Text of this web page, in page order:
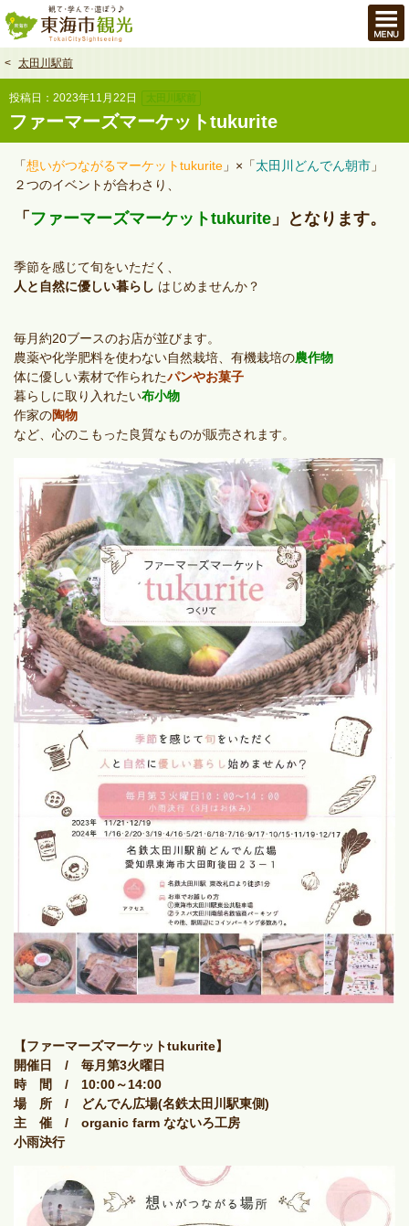
本
文
太田川駅前
投稿日：2023年11月22日 太田川駅前
ファーマーズマーケットtukurite
「想いがつながるマーケットtukurite 」×「太田川どんでん朝市 」
２つのイベントが合わさり、
「 ファーマーズマーケットtukurite 」となります。
季節を感じて旬をいただく、
人と自然に優しい暮らし はじめませんか？
毎月約20ブースのお店が並びます。
農薬や化学肥料を使わない自然栽培、有機栽培の農作物
体に優しい素材で作られたパンやお菓子
暮らしに取り入れたい布小物
作家の陶物
など、心のこもった良質なものが販売されます。
【ファーマーズマーケットtukurite】
開催日 / 毎月第3火曜日
時 間 / 10:00～14:00
場 所 / どんでん広場(名鉄太田川駅東側)
主 催 / organic farm なないろ工房
小雨決行